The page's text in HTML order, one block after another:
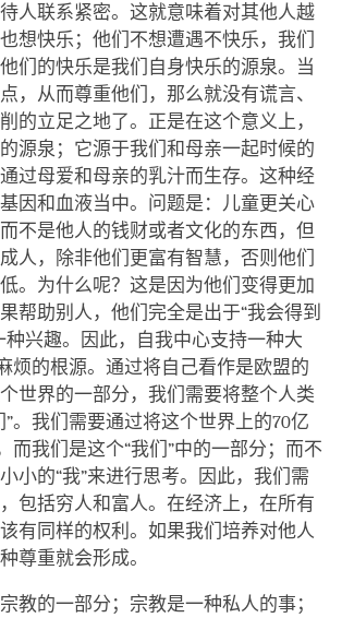
人联系紧密。这就意味着对其他人越
想快乐；他们不想遭遇不快乐，我们
们的快乐是我们自身快乐的源泉。当
，从而尊重他们，那么就没有谎言、
的立足之地了。正是在这个意义上，
源泉；它源于我们和母亲一起时候的
过母爱和母亲的乳汁而生存。这种经
因和血液当中。问题是：儿童更关心
不是他人的钱财或者文化的东西，但
人，除非他们更富有智慧，否则他们
。为什么呢？这是因为他们变得更加
帮助别人，他们完全是出于“我会得到
种兴趣。因此，自我中心支持一种大
烦的根源。通过将自己看作是欧盟的
世界的一部分，我们需要将整个人类
”。我们需要通过将这个世界上的70亿
而我们是这个“我们”中的一部分；而不
小的“我”来进行思考。因此，我们需
包括穷人和富人。在经济上，在所有
有同样的权利。如果我们培养对他人
尊重就会形成。
教的一部分；宗教是一种私人的事；